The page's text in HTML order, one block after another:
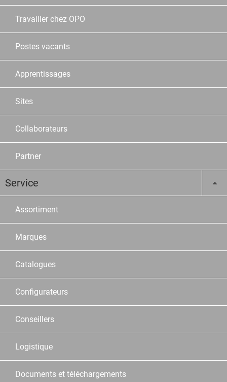
Travailler chez OPO
Postes vacants
Apprentissages
Sites
Collaborateurs
Partner
Service
Assortiment
Marques
Catalogues
Configurateurs
Conseillers
Logistique
Documents et téléchargements